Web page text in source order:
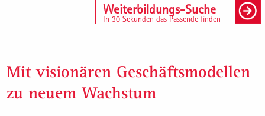
Weiterbildungs-Suche
In 30 Sekunden das Passende finden
Mit visionären Geschäftsmodellen
zu neuem Wachstum